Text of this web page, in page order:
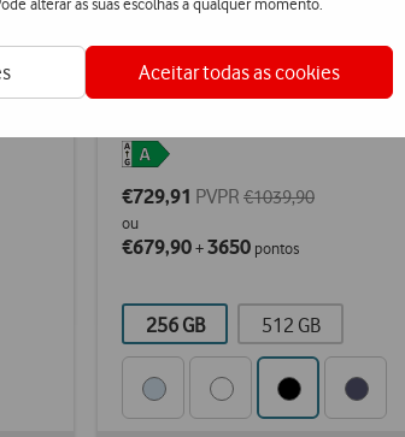
Aceitar todas as cookies
Samsung Galaxy S26 5G
€729,91 PVPR €1039,90
ou
€679,90+3650 pontos
256 GB 512 GB